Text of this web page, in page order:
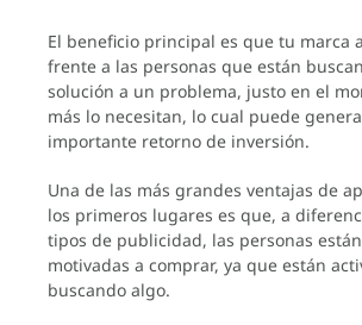
El beneficio principal es que tu marca
frente a las personas que están
solución a un problema, justo en el
más lo necesitan, lo cual puede
importante retorno de inversión.
Una de las más grandes ventajas de
los primeros lugares es que, a
tipos de publicidad, las personas
motivadas a comprar, ya que están
buscando algo.